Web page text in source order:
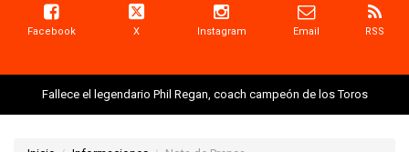
Facebook X Instagram Email RSS
Fallece el legendario Phil Regan, coach campeón de los Toros